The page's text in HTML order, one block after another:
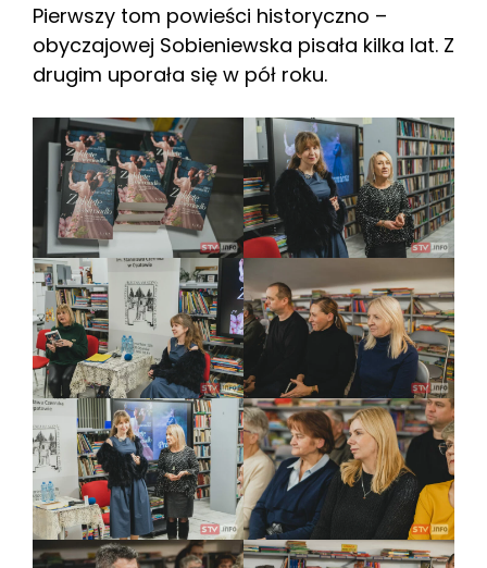
Pierwszy tom powieści historyczno –
obyczajowej Sobieniewska pisała kilka lat. Z
drugim uporała się w pół roku.